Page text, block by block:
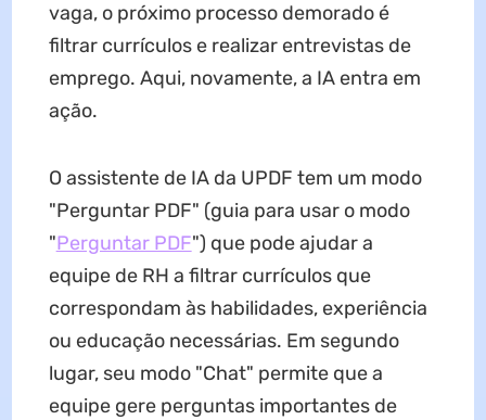
vaga, o próximo processo demorado é
filtrar currículos e realizar entrevistas de
emprego. Aqui, novamente, a IA entra em
ação.
O assistente de IA da UPDF tem um modo
"Perguntar PDF" (guia para usar o modo
"Perguntar PDF") que pode ajudar a
equipe de RH a filtrar currículos que
correspondam às habilidades, experiência
ou educação necessárias. Em segundo
lugar, seu modo "Chat" permite que a
equipe gere perguntas importantes de